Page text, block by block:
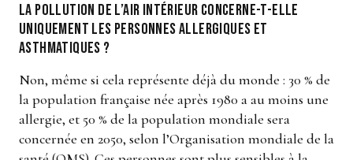
La pollution de l’air intérieur concerne-t-elle
uniquement les personnes allergiques et
asthmatiques ?
Non, même si cela représente déjà du monde : 30 % de
la population française née après 1980 a au moins une
allergie, et 50 % de la population mondiale sera
concernée en 2050, selon l’Organisation mondiale de la